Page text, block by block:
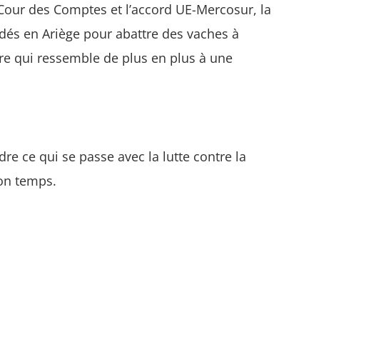
des Comptes et l’accord UE-Mercosur, la
en Ariège pour abattre des vaches à
qui ressemble de plus en plus à une
ce qui se passe avec la lutte contre la
temps.